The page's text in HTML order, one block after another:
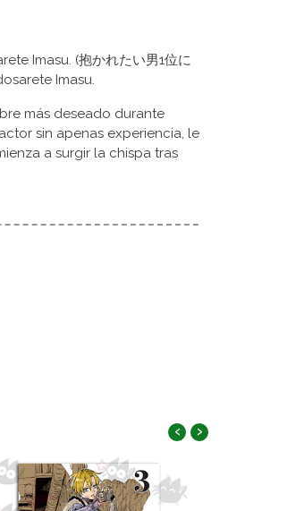
Imasu. (抱かれたい男1位に
Imasu.
más deseado durante
sin apenas experiencia, le
a surgir la chispa tras
‹ ›